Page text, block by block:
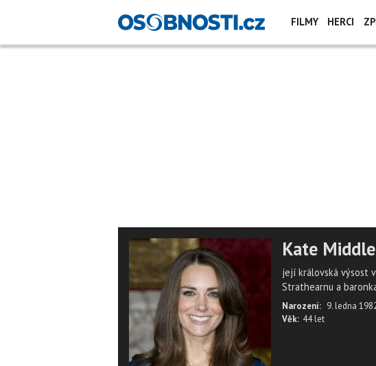
FILMY HERCI
Kate
její královská výsost
Strathearnu a
Narození: 9. ledna
Věk: 44 let